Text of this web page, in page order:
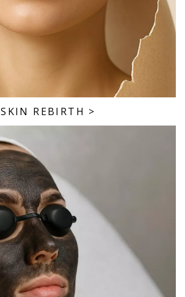
SKIN REBIRTH >